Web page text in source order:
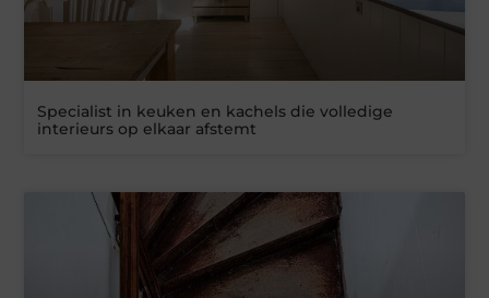
Specialist in keuken en kachels die volledige
interieurs op elkaar afstemt